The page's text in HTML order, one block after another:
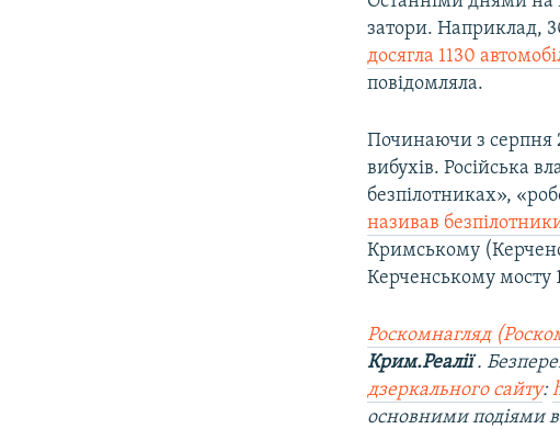
затори. Наприклад,
досягла 1130
повідомляла.
Починаючи з серпня
вибухів. Російська
безпілотниках»,
називав
Кримському
Керченському мосту
Роскомнагляд
Крим.Реалії.
дзеркального сайту:
основними подіями в